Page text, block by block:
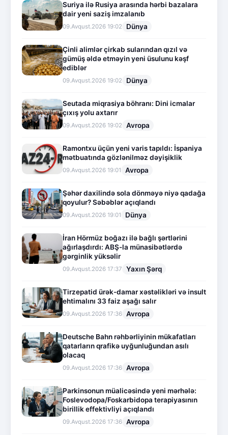
Suriya ilə Rusiya arasında hərbi bazalara
dair yeni saziş imzalanıb
09.Avqust.2026 19:02 Dünya
Çinli alimlər çirkab sularından qızıl və
gümüş əldə etməyin yeni üsulunu kəşf
ediblər
09.Avqust.2026 19:02 Dünya
Seutada miqrasiya böhranı: Dini icmalar
çıxış yolu axtarır
09.Avqust.2026 19:02 Avropa
Ramontxu üçün yeni varis tapıldı: İspaniya
mətbuatında gözlənilməz dəyişiklik
09.Avqust.2026 19:01 Avropa
Şəhər daxilində sola dönməyə niyə qadağa
qoyulur? Səbəblər açıqlandı
09.Avqust.2026 19:01 Dünya
İran Hörmüz boğazı ilə bağlı şərtlərini
ağırlaşdırdı: ABŞ-la münasibətlərdə
gərginlik yüksəlir
09.Avqust.2026 17:37 Yaxın Şərq
Tirzepatid ürək-damar xəstəlikləri və insult
ehtimalını 33 faiz aşağı salır
09.Avqust.2026 17:36 Avropa
Deutsche Bahn rəhbərliyinin mükafatları
qatarların qrafikə uyğunluğundan asılı
olacaq
09.Avqust.2026 17:36 Avropa
Parkinsonun müalicəsində yeni mərhələ:
Foslevodopa/Foskarbidopa terapiyasının
birillik effektivliyi açıqlandı
09.Avqust.2026 17:36 Avropa